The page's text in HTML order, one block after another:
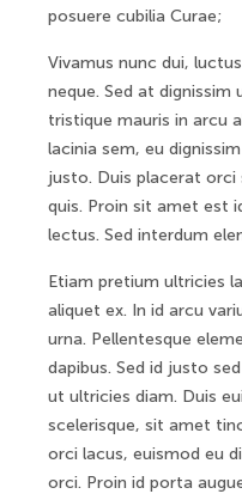
posuere cubilia Curae;
Vivamus nunc dui,
neque. Sed at dignissim
tristique mauris in arcu
lacinia sem, eu
justo. Duis placerat orci
quis. Proin sit amet est
lectus. Sed interdum
Etiam pretium ultricies
aliquet ex. In id arcu
urna. Pellentesque
dapibus. Sed id justo
ut ultricies diam. Duis
scelerisque, sit amet
orci lacus, euismod eu
orci. Proin id porta